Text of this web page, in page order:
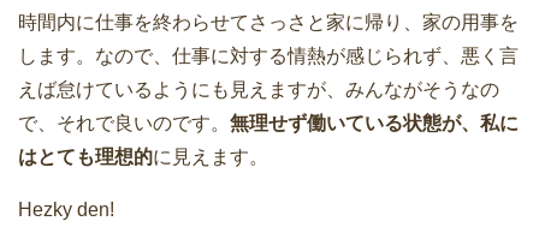
時間内に仕事を終わらせてさっさと家に帰り、家の用事を
します。なので、仕事に対する情熱が感じられず、悪く言
えば怠けているようにも見えますが、みんながそうなの
で、それで良いのです。 無理せず働いている状態が、私に
はとても理想的に見えます。
Hezky den!